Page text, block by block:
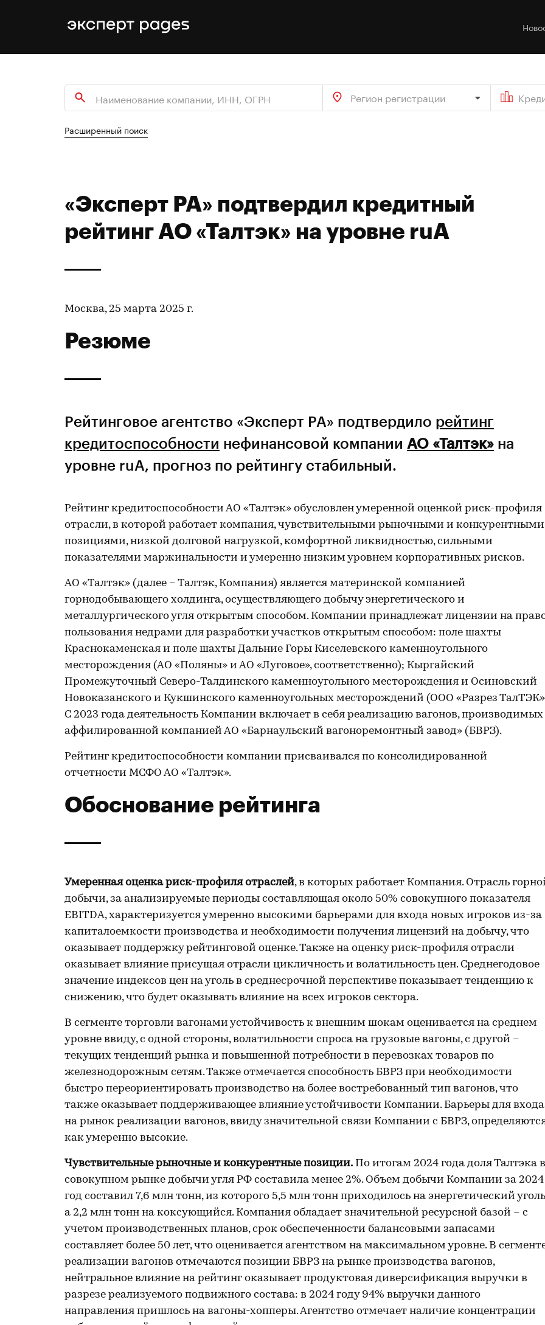
Регион регистрации
Расширенный поиск
«Эксперт РА» подтвердил кредитный
рейтинг АО «Талтэк» на уровне ruA
Москва, 25 марта 2025 г.
Резюме
Рейтинговое агентство «Эксперт РА» подтвердило рейтинг
кредитоспособности нефинансовой компании АО «Талтэк» на
уровне ruA, прогноз по рейтингу стабильный.
Рейтинг кредитоспособности АО «Талтэк» обусловлен умеренной оценкой риск-профиля
отрасли, в которой работает компания, чувствительными рыночными и конкурентными
позициями, низкой долговой нагрузкой, комфортной ликвидностью, сильными
показателями маржинальности и умеренно низким уровнем корпоративных рисков.
АО «Талтэк» (далее – Талтэк, Компания) является материнской компанией
горнодобывающего холдинга, осуществляющего добычу энергетического и
металлургического угля открытым способом. Компании принадлежат лицензии на
пользования недрами для разработки участков открытым способом: поле шахты
Краснокаменская и поле шахты Дальние Горы Киселевского каменноугольного
месторождения (АО «Поляны» и АО «Луговое», соответственно); Кыргайский
Промежуточный Северо-Талдинского каменноугольного месторождения и Осиновский
Новоказанского и Кукшинского каменноугольных месторождений (ООО «Разрез
С 2023 года деятельность Компании включает в себя реализацию вагонов, производимых
аффилированной компанией АО «Барнаульский вагоноремонтный завод» (БВРЗ).
Рейтинг кредитоспособности компании присваивался по консолидированной
отчетности МСФО АО «Талтэк».
Обоснование рейтинга
Умеренная оценка риск-профиля отраслей, в которых работает Компания. Отрасль
добычи, за анализируемые периоды составляющая около 50% совокупного показателя
EBITDA, характеризуется умеренно высокими барьерами для входа новых игроков из-за
капиталоемкости производства и необходимости получения лицензий на добычу, что
оказывает поддержку рейтинговой оценке. Также на оценку риск-профиля отрасли
оказывает влияние присущая отрасли цикличность и волатильность цен. Среднегодовое
значение индексов цен на уголь в среднесрочной перспективе показывает тенденцию к
снижению, что будет оказывать влияние на всех игроков сектора.
В сегменте торговли вагонами устойчивость к внешним шокам оценивается на среднем
уровне ввиду, с одной стороны, волатильности спроса на грузовые вагоны, с другой –
текущих тенденций рынка и повышенной потребности в перевозках товаров по
железнодорожным сетям. Также отмечается способность БВРЗ при необходимости
быстро переориентировать производство на более востребованный тип вагонов, что
также оказывает поддерживающее влияние устойчивости Компании. Барьеры для входа
на рынок реализации вагонов, ввиду значительной связи Компании с БВРЗ,
как умеренно высокие.
Чувствительные рыночные и конкурентные позиции. По итогам 2024 года доля Талтэка в
совокупном рынке добычи угля РФ составила менее 2%. Объем добычи Компании за 2024
год составил 7,6 млн тонн, из которого 5,5 млн тонн приходилось на энергетический
а 2,2 млн тонн на коксующийся. Компания обладает значительной ресурсной базой – с
учетом производственных планов, срок обеспеченности балансовыми запасами
составляет более 50 лет, что оценивается агентством на максимальном уровне. В
реализации вагонов отмечаются позиции БВРЗ на рынке производства вагонов,
нейтральное влияние на рейтинг оказывает продуктовая диверсификация выручки в
разрезе реализуемого подвижного состава: в 2024 году 94% выручки данного
направления пришлось на вагоны-хопперы. Агентство отмечает наличие концентрации